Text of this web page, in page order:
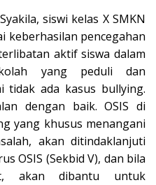
siswi kelas X SMKN
keberhasilan pencegahan
aktif siswa dalam
yang peduli dan
tidak ada kasus bullying.
dengan baik. OSIS di
yang khusus menangani
akan ditindaklanjuti
OSIS (Sekbid V), dan bila
akan dibantu untuk